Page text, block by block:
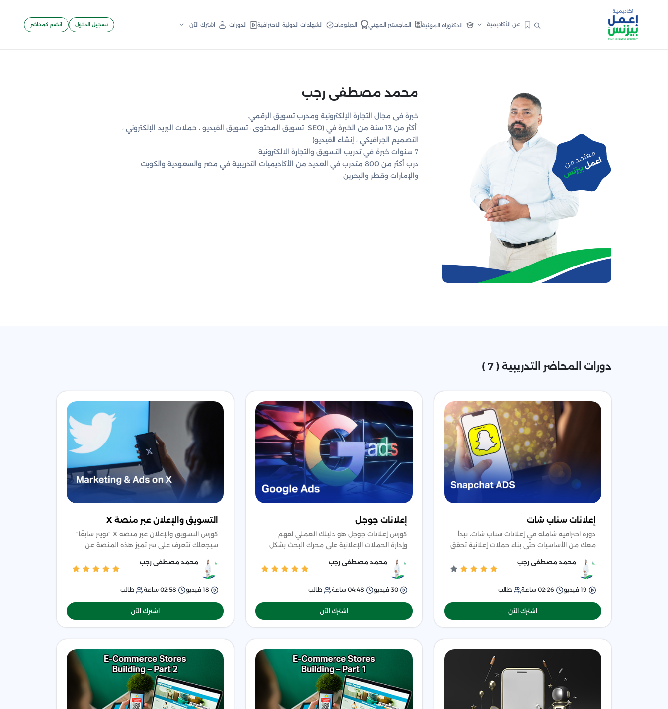
عن الأكاديمية الدكتوراه المهنية الماجستير المهني الدبلومات الشهادات الدولية الاحترافية الدورات اشترك الآن تسجيل الدخول انضم كمحاضر
محمد مصطفى رجب
خبرة فى مجال التجارة الإلكترونية ومدرب تسويق الرقمي.
أكثر من 13 سنة من الخبرة في (SEO تسويق المحتوى ، تسويق الفيديو ، حملات البريد الإلكتروني ،
التصميم الجرافيكي ، إنشاء الفيديو)
7 سنوات خبرة في تدريب التسويق والتجارة الالكترونية
درب أكثر من 800 متدرب في العديد من الأكاديميات التدريبية في مصر والسعودية والكويت
والإمارات وقطر والبحرين
دورات المحاضر التدريبية ( 7 )
إعلانات سناب شات
دورة احترافية شاملة في إعلانات سناب شات، تبدأ
معك من الأساسيات حتى بناء حملات إعلانية تحقق
أورجانيك فعّال عبر
محمد مصطفى رجب
19 فيديو 02:26 ساعة طالب
اشترك الآن
إعلانات جوجل
كورس إعلانات جوجل هو دليلك العملي لفهم
وإدارة الحملات الإعلانية على محرك البحث بشكل
SEO وSEM وفهم رحلة ا
محمد مصطفى رجب
30 فيديو 04:48 ساعة طالب
اشترك الآن
التسويق والإعلان عبر منصة X
كورس التسويق والإعلان عبر منصة X "تويتر سابقًا"
سيجعلك تتعرف على سر تميز هذه المنصة عن
وكيف تعمل الخوارزمية ب
محمد مصطفى رجب
18 فيديو 02:58 ساعة طالب
اشترك الآن